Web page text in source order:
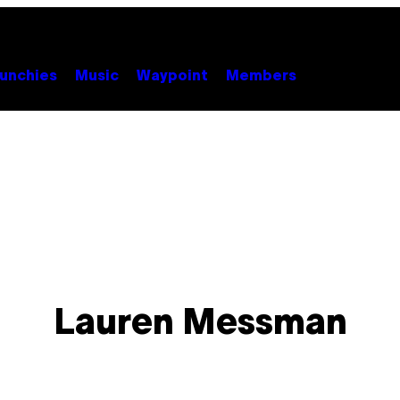
Music Waypoint Members
Lauren Messman